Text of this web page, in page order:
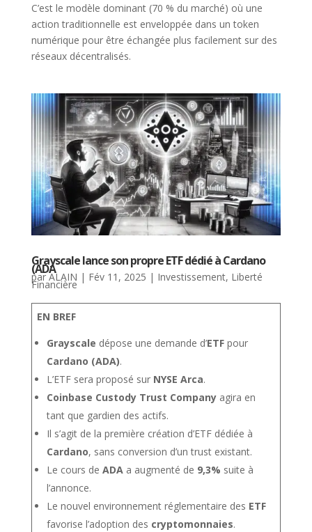
C’est le modèle dominant (70 % du marché) où une
action traditionnelle est enveloppée dans un token
numérique pour être échangée plus facilement sur des
réseaux décentralisés.
Grayscale lance son propre ETF dédié à Cardano
(ADA
parALAIN | Fév 11, 2025 | Investissement, Liberté
Financière
EN BREF
Grayscale dépose une demande d’ETFpour
Cardano (ADA).
L’ETF sera proposé sur NYSE Arca.
Coinbase Custody Trust Companyagira en
tant que gardien des actifs.
Il s’agit de la première création d’ETF dédiée à
Cardano, sans conversion d’un trust existant.
Le cours de ADAa augmenté de 9,3% suite à
l’annonce.
Le nouvel environnement réglementaire des ETF
favorise l’adoption des cryptomonnaies.